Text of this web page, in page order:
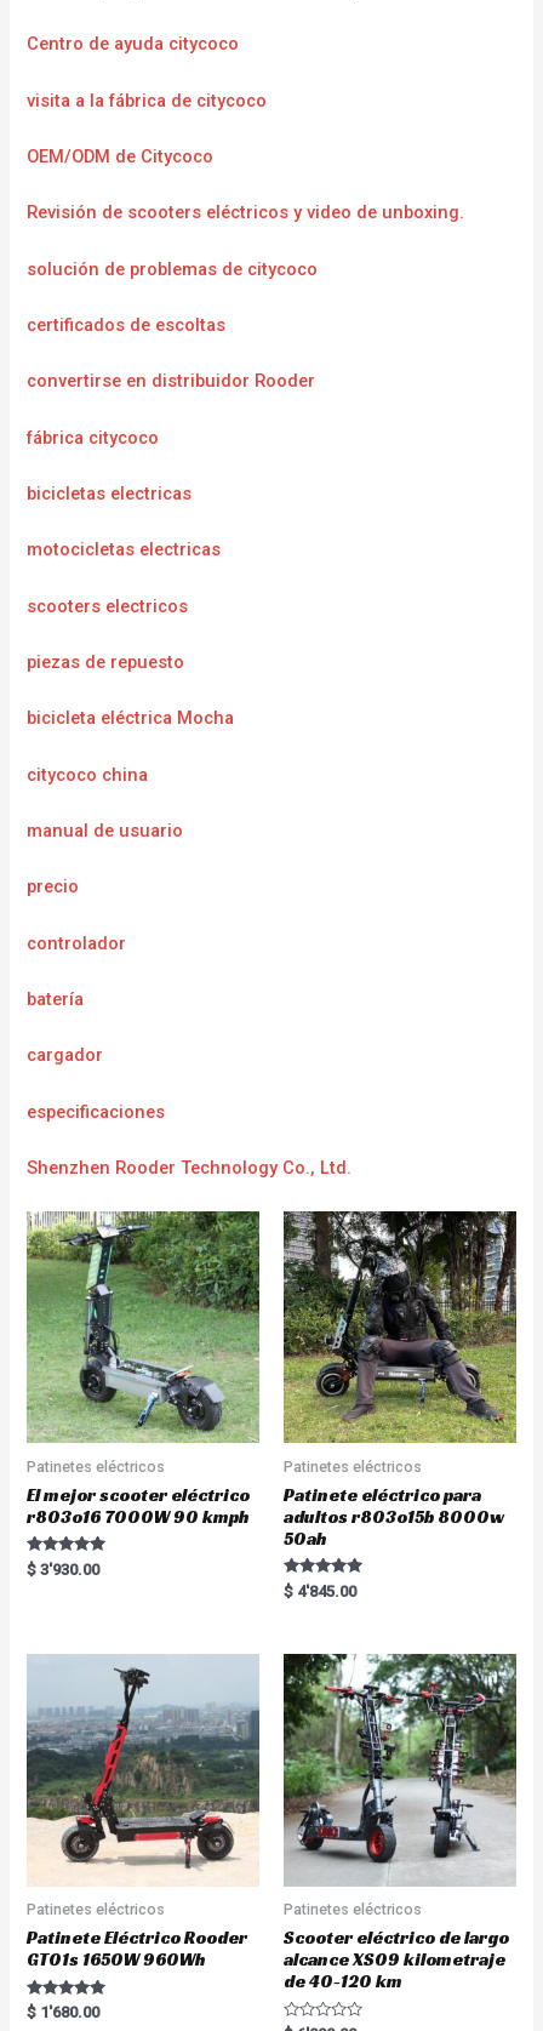
Centro de ayuda citycoco
visita a la fábrica de citycoco
OEM/ODM de Citycoco
Revisión de scooters eléctricos y video de unboxing.
solución de problemas de citycoco
certificados de escoltas
convertirse en distribuidor Rooder
fábrica citycoco
bicicletas electricas
motocicletas electricas
scooters electricos
piezas de repuesto
bicicleta eléctrica Mocha
citycoco china
manual de usuario
precio
controlador
batería
cargador
especificaciones
Shenzhen Rooder Technology Co., Ltd.
Patinetes eléctricos
El mejor scooter eléctrico
r803o16 7000W 90 kmph
Rated
5.00
$ 3'930.00
Patinetes eléctricos
Patinete eléctrico para
adultos r803o15b 8000w
50ah
Rated
5.00
$ 4'845.00
Patinetes eléctricos
Patinete Eléctrico Rooder
GT01s 1650W 960Wh
Rated
5.00
$ 1'680.00
Patinetes eléctricos
Scooter eléctrico de largo
alcance XS09 kilometraje
de 40-120 km